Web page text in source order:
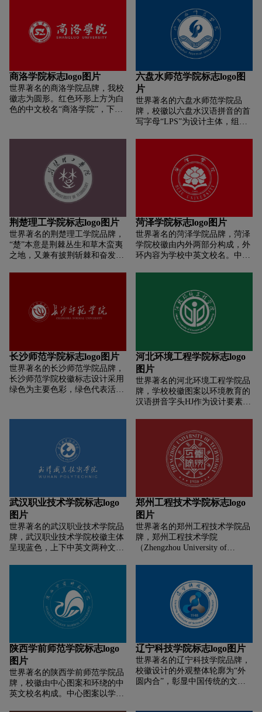
政法精神；标志下方的“SINCE
1956”，反映了甘肃政法大学的
学术积淀和发展历史。 整体结构
法规的坚持，“外圆”，是处事之
道，是柔融、和谐、屈伸有度的
追求，有圆无方则不立，有方无
圆则难行，体现了中规中矩、刚
柔相济的文化内涵。色彩上以稳
含热情、积极向上，又体现了忠
甘肃政法大学依法治校、自强不
息的精神追求。
扇的风格，喻示武夷学院是传承
和发扬武夷传统文化的窗口；标
使标志看起来更加具有传统文化
底蕴并与武夷山当地民间审美相
融合。
HIGH SCHOOL”,内圆正中是“石
室”二字组成的钟状的标志。校
徽整体色调为红色，与白色背景
交错相间，红色代表着朝气蓬勃
以及一种催人奋进、对未来充满
商洛学院标志logo图片
世界著名的商洛学院品牌，我校
徽志为圆形。红色环形上方为白
色的中文校名“商洛学院”，下方
翔的仙鹤结合在一起，体现学校
教职工和学生佩戴的题有校名的
长方形证章。教职工佩戴的徽章
底色为红色，校名文字颜色为白
色；学生佩戴的徽章底色为蓝
色，校名文字颜色为白色。
六盘水师范学院标志logo图
片
世界著名的六盘水师范学院品
牌，校徽以六盘水汉语拼音的首
写字母“LPS”为设计主体，组合
的内涵。羽端圆弧形喻意为齿
轮，展现六盘水以煤钢电材为主
导产业的工业城市的特色；也展
示了学院立足地方事业、融入地
方发展、服务地方经济、培养应
“S”形状如倾泻而下的流水，既
喻示了六盘水生生不息的“三线
建设”精神，又有“为有源头活水
来”和“上善若水”之意。
荆楚理工学院标志logo图片
世界著名的荆楚理工学院品牌，
“楚”本意是荆棘丛生和草木蛮夷
之地，又兼有披荆斩棘和奋发图
楚理工学院自身的先天特质和创
造美好未来的希望，具有符号的
菏泽学院标志logo图片
世界著名的菏泽学院品牌，菏泽
学院校徽由内外两部分构成，外
环内容为学校中英文校名。中文
头护尾，点划润厚通畅;英文校名
为长美黑简体。内环为校徽基本
图形，由牡丹花和书籍组合而
成，书籍代表菏泽学院教书育
既代表菏泽学院的地方特色又象
征菏泽学院桃李满天下及学校欣
欣向荣、蒸蒸日上的发展态
势:1949为学校的创办时间，代表
菏泽学院悠久的办学历史。菏泽
学院前身是始建于1949年初的冀
活力的牡丹红，红色是学校凝聚
力和蓬勃向上精神的体现，全校
师生发扬红色精神的感召力、凝
聚力，适应高等教育发展的需
要，努力把学校建设成为特色鲜
明的高水平应用型大学。绿色是
生命的象征，清新，健康，洋溢
着勃勃生机。绿色书籍象征教书
育人,全校师生满怀信心,勇于为
国家社会经济发展页献自己的一
份力量。校徽整体严谨、大气，
形象的展示了菏泽学院师生自强
长沙师范学院标志logo图片
世界著名的长沙师范学院品牌，
长沙师范学院校徽标志设计采用
绿色为主要色彩，绿色代表活
心圆的为大体框架。长沙师范学
为灵感来源，通过曲线的绘制凸
显出预飞的鸽子的形态，如同三
只鸽子在双飞，寓意学子的展翅
高飞，图形尾部的的设计突出字
教学以及学校的性质。标志设计
外圈采用学校中英文名以弧形出
现在标志的上下方，整个标志很
统一。
河北环境工程学院标志logo
图片
世界著名的河北环境工程学院品
牌，学校校徽图案以环境教育的
汉语拼音字头HJ作为设计要素，
教书育人，环境绿化展翅飞翔的
图示，充分展现了环境教育的内
涵和美好未来。
武汉职业技术学院标志logo
图片
世界著名的武汉职业技术学院品
牌，武汉职业技术学院校徽主体
呈现蓝色，上下中英文两种文字
喷涌而前的火箭，表现出学校致
力于教书育人的办学精神和勇于
拓新、开创未来的顽强毅力。
郑州工程技术学院标志logo
图片
世界著名的郑州工程技术学院品
牌，郑州工程技术学院
（Zhengzhou University of
喻的车轮、船舵组成；以“锦红
色”（C:30 M:100 Y:100 K:0)为主
色系；英文简称：ZUT。
陕西学前师范学院标志logo
图片
世界著名的陕西学前师范学院品
牌，校徽由中心图案和环绕的中
英文校名构成。中心图案以学校
辽宁科技学院标志logo图片
世界著名的辽宁科技学院品牌，
校徽设计的外观整体轮廓为“外
圆内合”，彰显中国传统的文化